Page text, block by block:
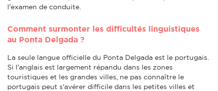
l'examen de conduite.
Comment surmonter les difficultés linguistiques
au Ponta Delgada ?
La seule langue officielle du Ponta Delgada est le portugais.
Si l'anglais est largement répandu dans les zones
touristiques et les grandes villes, ne pas connaître le
portugais peut s'avérer difficile dans les petites villes et